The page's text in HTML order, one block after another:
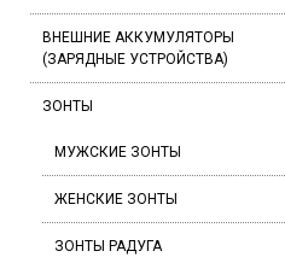
ВНЕШНИЕ АККУМУЛЯТОРЫ
(ЗАРЯДНЫЕ УСТРОЙСТВА)
ЗОНТЫ
МУЖСКИЕ ЗОНТЫ
ЖЕНСКИЕ ЗОНТЫ
ЗОНТЫ РАДУГА